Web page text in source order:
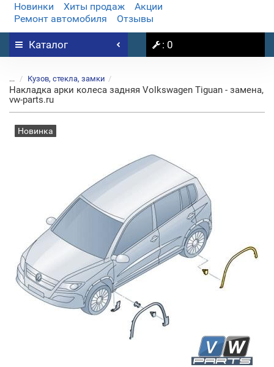
Новинки Хиты продаж
Акции
Ремонт автомобиля
Отзывы
Каталог : 0
... Кузов, стекла, замки
Накладка арки колеса задняя Volkswagen Tiguan - замена,
vw-parts.ru
Новинка